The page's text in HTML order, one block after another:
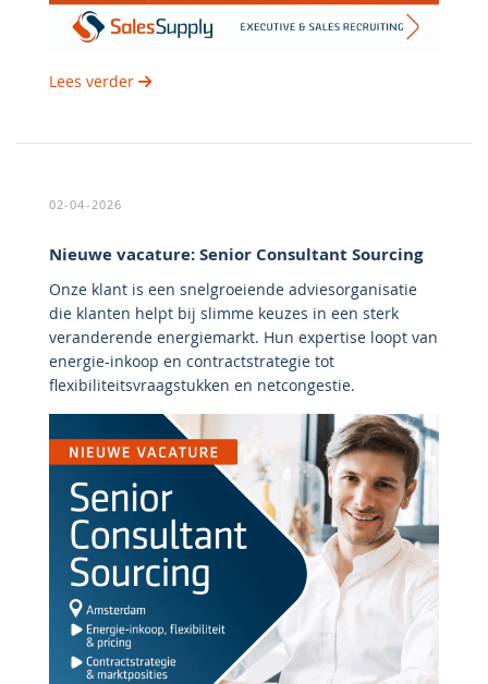
Lees verder
02-04-2026
Nieuwe vacature: Senior Consultant Sourcing
Onze klant is een snelgroeiende adviesorganisatie
die klanten helpt bij slimme keuzes in een sterk
veranderende energiemarkt. Hun expertise loopt van
energie-inkoop en contractstrategie tot
flexibiliteitsvraagstukken en netcongestie.